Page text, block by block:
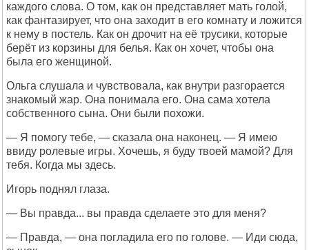
каждого слова. О том, как он представляет мать голой,
как фантазирует, что она заходит в его комнату и ложится
к нему в постель. Как он дрочит на её трусики, которые
берёт из корзины для белья. Как он хочет, чтобы она
была его женщиной.
Ольга слушала и чувствовала, как внутри разгорается
знакомый жар. Она понимала его. Она сама хотела
собственного сына. Они были похожи.
— Я помогу тебе, — сказала она наконец. — Я имею
ввиду ролевые игры. Хочешь, я буду твоей мамой? Для
тебя. Когда мы здесь.
Игорь поднял глаза.
— Вы правда... вы правда сделаете это для меня?
— Правда, — она погладила его по голове. — Иди сюда,